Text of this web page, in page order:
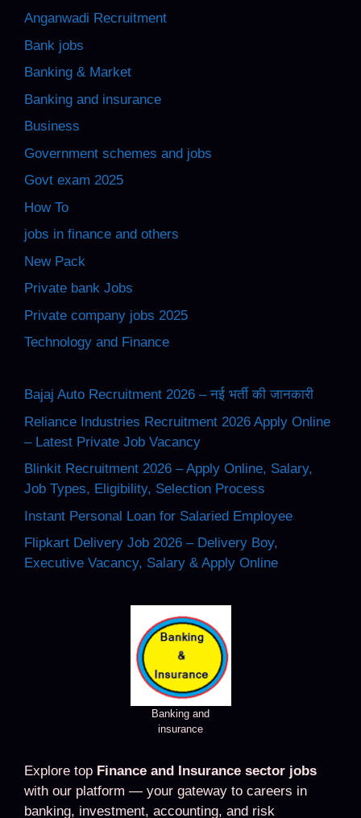
Anganwadi Recruitment
Bank jobs
Banking & Market
Banking and insurance
Business
Government schemes and jobs
Govt exam 2025
How To
jobs in finance and others
New Pack
Private bank Jobs
Private company jobs 2025
Technology and Finance
Bajaj Auto Recruitment 2026 – नई भर्ती की जानकारी
Reliance Industries Recruitment 2026 Apply Online
– Latest Private Job Vacancy
Blinkit Recruitment 2026 – Apply Online, Salary,
Job Types, Eligibility, Selection Process
Instant Personal Loan for Salaried Employee
Flipkart Delivery Job 2026 – Delivery Boy,
Executive Vacancy, Salary & Apply Online
Banking and
insurance
Explore top Finance and Insurance sector jobs
with our platform — your gateway to careers in
banking, investment, accounting, and risk